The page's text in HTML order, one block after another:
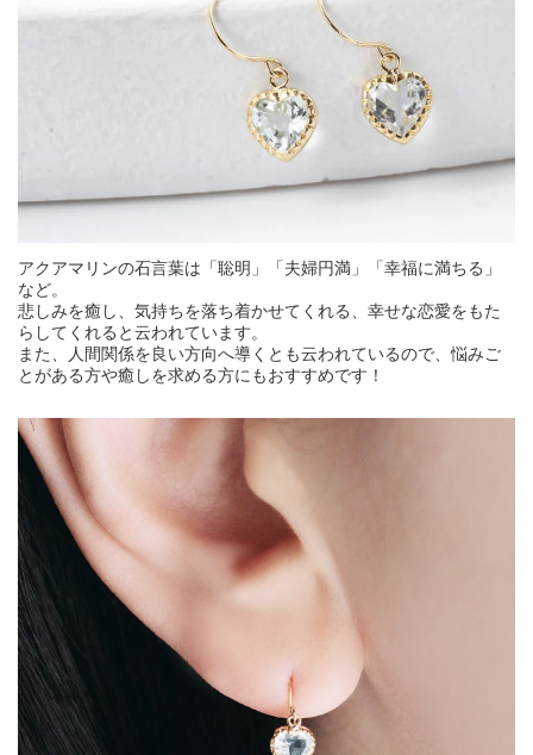
アクアマリンの石言葉は「聡明」「夫婦円満」「幸福に満ちる」
など。
悲しみを癒し、気持ちを落ち着かせてくれる、幸せな恋愛をもた
らしてくれると云われています。
また、人間関係を良い方向へ導くとも云われているので、悩みご
とがある方や癒しを求める方にもおすすめです！